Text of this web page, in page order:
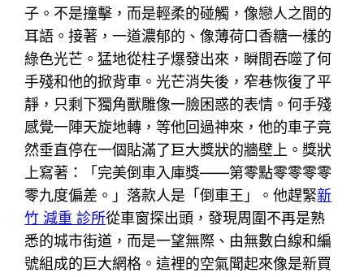
子。不是撞擊，而是輕柔的碰觸，像戀人之間的
耳語。接著，一道濃郁的、像薄荷口香糖一樣的
綠色光芒。猛地從柱子爆發出來，瞬間吞噬了何
手殘和他的掀背車。光芒消失後，窄巷恢復了平
靜，只剩下獨角獸雕像一臉困惑的表情。何手殘
感覺一陣天旋地轉，等他回過神來，他的車子竟
然垂直停在一個貼滿了巨大獎狀的牆壁上。獎狀
上寫著：「完美倒車入庫獎——第零點零零零零
零九度偏差。」落款人是「倒車王」。他趕緊新
竹 減重 診所從車窗探出頭，發現周圍不再是熟
悉的城市街道，而是一望無際、由無數白線和編
號組成的巨大網格。這裡的空氣聞起來像是新買